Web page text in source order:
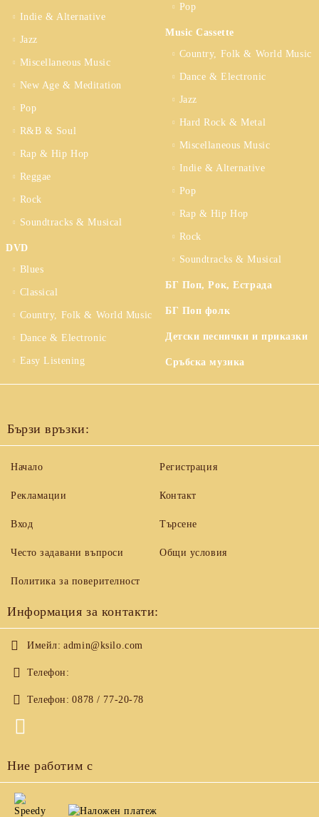
Indie & Alternative
Jazz
Miscellaneous Music
New Age & Meditation
Pop
R&B & Soul
Rap & Hip Hop
Reggae
Rock
Soundtracks & Musical
DVD
Blues
Classical
Country, Folk & World Music
Dance & Electronic
Easy Listening
Pop
Music Cassette
Country, Folk & World Music
Dance & Electronic
Jazz
Hard Rock & Metal
Miscellaneous Music
Indie & Alternative
Pop
Rap & Hip Hop
Rock
Soundtracks & Musical
БГ Поп, Рок, Естрада
БГ Поп фолк
Детски песнички и приказки
Сръбска музика
Бързи връзки:
Начало
Рекламации
Вход
Често задавани въпроси
Регистрация
Контакт
Търсене
Общи условия
Политика за поверителност
Информация за контакти:
Имейл: admin@ksilo.com
Телефон:
Телефон: 0878 / 77-20-78
Ние работим с